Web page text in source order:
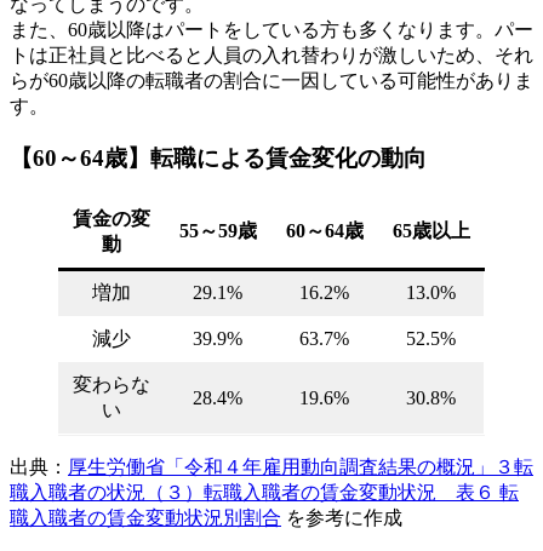
また、60歳以降はパートをしている方も多くなります。パー
トは正社員と比べると人員の入れ替わりが激しいため、それ
らが60歳以降の転職者の割合に一因している可能性がありま
す。
【60～64歳】転職による賃金変化の動向
賃金の変
動
55～59歳 60～64歳 65歳以上
増加 29.1% 16.2% 13.0%
減少 39.9% 63.7% 52.5%
変わらな
い
28.4% 19.6% 30.8%
出典： 厚生労働省「令和４年雇用動向調査結果の概況」３転
職入職者の状況（３）転職入職者の賃金変動状況 表６ 転
職入職者の賃金変動状況別割合 を参考に作成